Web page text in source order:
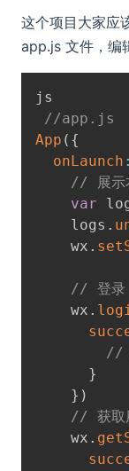
这个项目大家应
app.js 文件，编
//app.js
App ( {
onLaunch :
// 展示
var
    logs
.
    wx
.
// 登录
    wx
.
//
}
} )
// 获取
    wx
.